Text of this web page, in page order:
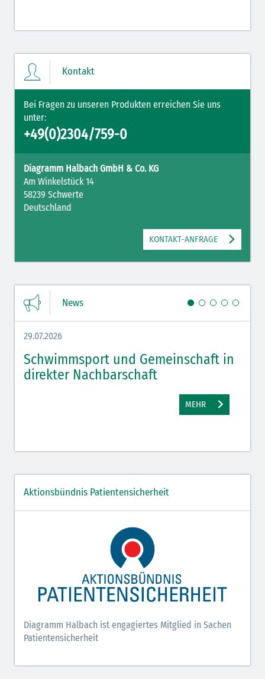
Kontakt
Bei Fragen zu unseren Produkten erreichen Sie uns
unter:
+49(0)2304/759-0
Diagramm Halbach GmbH & Co. KG
Am Winkelstück 14
58239 Schwerte
Deutschland
KONTAKT-ANFRAGE
News
29.07.2026
Schwimmsport und Gemeinschaft in
direkter Nachbarschaft
MEHR
Aktionsbündnis Patientensicherheit
Diagramm Halbach ist engagiertes Mitglied in Sachen
Patientensicherheit